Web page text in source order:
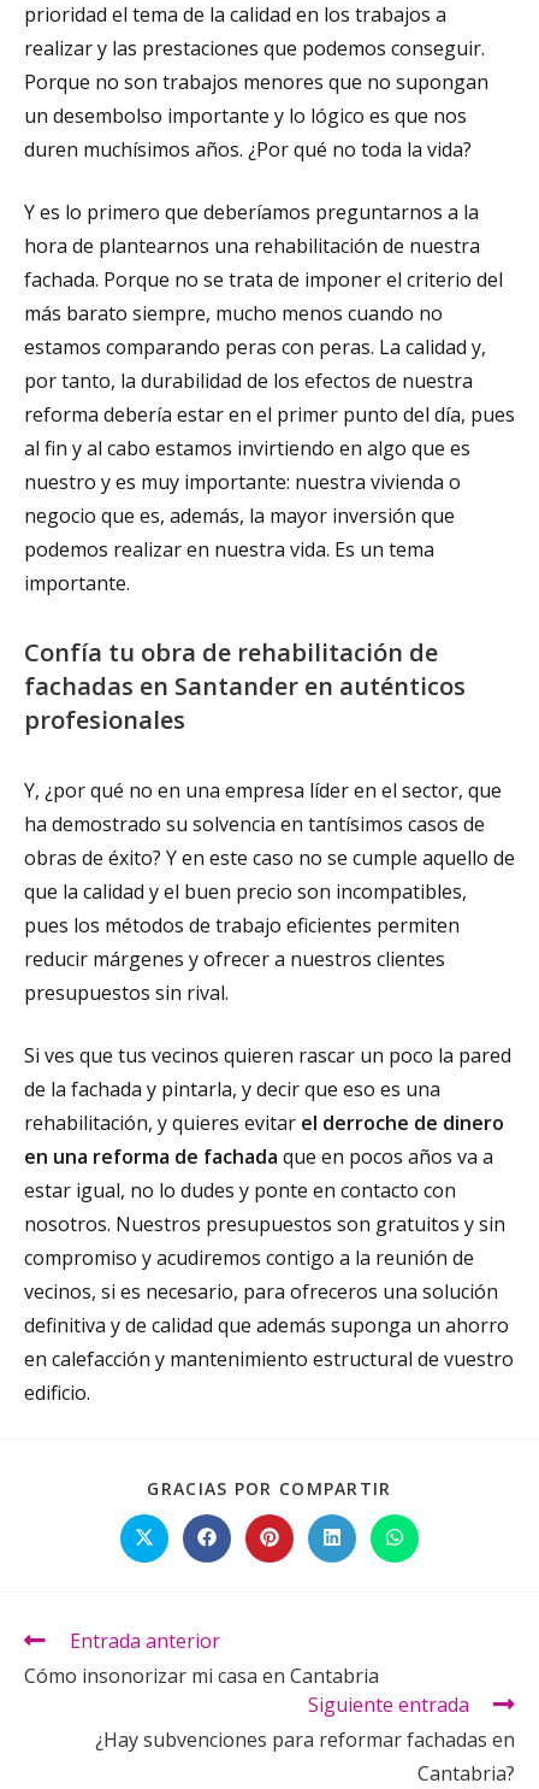
prioridad el tema de la calidad en los trabajos a
realizar y las prestaciones que podemos conseguir.
Porque no son trabajos menores que no supongan
un desembolso importante y lo lógico es que nos
duren muchísimos años. ¿Por qué no toda la vida?
Y es lo primero que deberíamos preguntarnos a la
hora de plantearnos una rehabilitación de nuestra
fachada. Porque no se trata de imponer el criterio del
más barato siempre, mucho menos cuando no
estamos comparando peras con peras. La calidad y,
por tanto, la durabilidad de los efectos de nuestra
reforma debería estar en el primer punto del día, pues
al fin y al cabo estamos invirtiendo en algo que es
nuestro y es muy importante: nuestra vivienda o
negocio que es, además, la mayor inversión que
podemos realizar en nuestra vida. Es un tema
importante.
Confía tu obra de rehabilitación de
fachadas en Santander en auténticos
profesionales
Y, ¿por qué no en una empresa líder en el sector, que
ha demostrado su solvencia en tantísimos casos de
obras de éxito? Y en este caso no se cumple aquello de
que la calidad y el buen precio son incompatibles,
pues los métodos de trabajo eficientes permiten
reducir márgenes y ofrecer a nuestros clientes
presupuestos sin rival.
Si ves que tus vecinos quieren rascar un poco la pared
de la fachada y pintarla, y decir que eso es una
rehabilitación, y quieres evitar el derroche de dinero
en una reforma de fachada que en pocos años va a
estar igual, no lo dudes y ponte en contacto con
nosotros. Nuestros presupuestos son gratuitos y sin
compromiso y acudiremos contigo a la reunión de
vecinos, si es necesario, para ofreceros una solución
definitiva y de calidad que además suponga un ahorro
en calefacción y mantenimiento estructural de vuestro
edificio.
GRACIAS POR COMPARTIR
Entrada anterior
Cómo insonorizar mi casa en Cantabria
Siguiente entrada
¿Hay subvenciones para reformar fachadas en
Cantabria?